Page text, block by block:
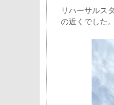
リハーサルス
の近くでした。